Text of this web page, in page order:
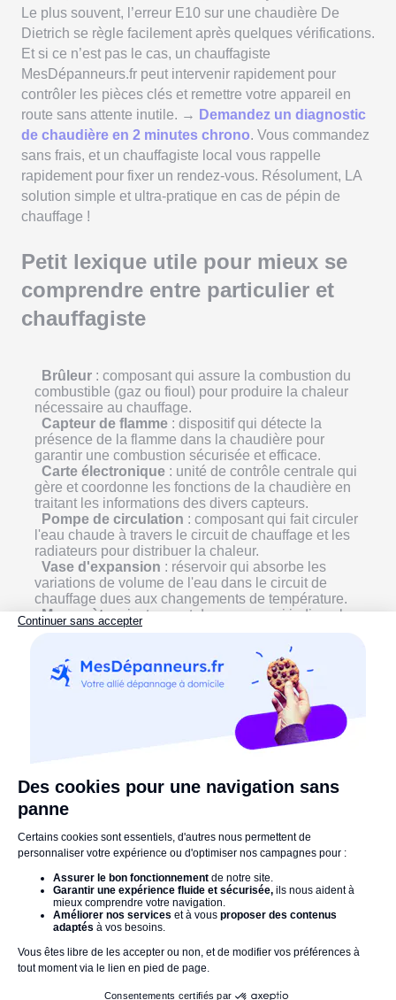
thermostat, mais que la chaudière fonctionne
normalement, il peut s’agir d’un simple bug logiciel ou
d’un souci de liaison sans fil. Consultez la notice de
votre thermostat et, en cas de doute, faites vérifier
l’ensemble de l’installation par un professionnel.
Le plus souvent, l’erreur E10 sur une chaudière De
Dietrich se règle facilement après quelques vérifications.
Et si ce n’est pas le cas, un chauffagiste
MesDépanneurs.fr peut intervenir rapidement pour
contrôler les pièces clés et remettre votre appareil en
route sans attente inutile. → Demandez un diagnostic
de chaudière en 2 minutes chrono. Vous commandez
sans frais, et un chauffagiste local vous rappelle
rapidement pour fixer un rendez-vous. Résolument, LA
solution simple et ultra-pratique en cas de pépin de
chauffage !
Petit lexique utile pour mieux se
comprendre entre particulier et
chauffagiste
Brûleur : composant qui assure la combustion du
combustible (gaz ou fioul) pour produire la chaleur
nécessaire au chauffage.
Capteur de flamme : dispositif qui détecte la
présence de la flamme dans la chaudière pour
garantir une combustion sécurisée et efficace.
Carte électronique : unité de contrôle centrale qui
gère et coordonne les fonctions de la chaudière en
traitant les informations des divers capteurs.
Pompe de circulation : composant qui fait circuler
l'eau chaude à travers le circuit de chauffage et les
radiateurs pour distribuer la chaleur.
Vase d'expansion : réservoir qui absorbe les
variations de volume de l'eau dans le circuit de
chauffage dues aux changements de température.
Manomètre: instrument de mesure qui indique la
pression de l'eau dans le circuit de chauffage,
essentiel pour le réglage et la sécurité de la
chaudière.
Électrode d'allumage: dispositif qui génère une
étincelle pour initier la combustion du combustible
: appareil qui mesure la
température de l'eau ou des gaz dans la chaudière et
Purge: processus d'élimination de l'air emprisonné
dans le circuit de chauffage pour améliorer la
chauffage.
Vous avez déjà fait face au code erreur E10 sur votre
chaudière De Dietrich ? Faites-nous part de votre
POURSUIVEZ VOTRE LECTURE SUR :